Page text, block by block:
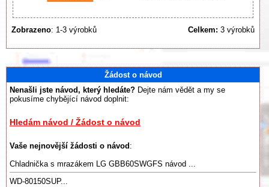
Zobrazeno: 1-3 výrobků Celkem: 3 výrobků
Žádost o návod
Nenašli jste návod, který hledáte? Dejte nám vědět a my se
pokusíme chybějící návod doplnit:
Hledám návod / Žádost o návod
Vaše nejnovější žádosti o návod :
Chladnička s mrazákem LG GBB60SWGFS návod ...
WD-80150SUP...